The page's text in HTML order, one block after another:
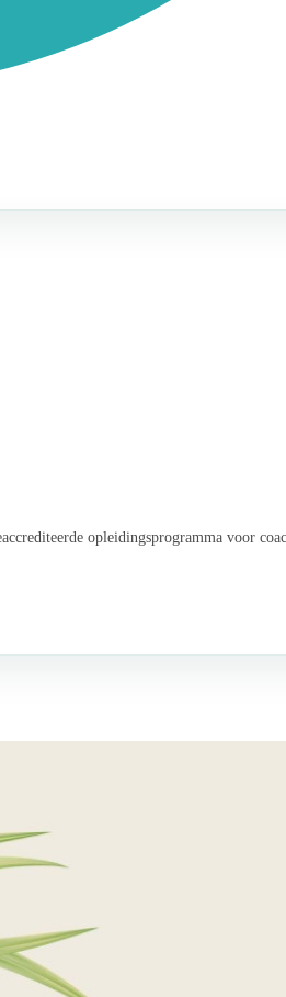
opleidingsprogramma voor